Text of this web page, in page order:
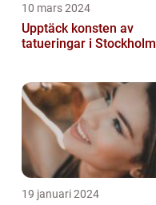
10 mars 2024
Upptäck konsten av
tatueringar i Stockholm
19 januari 2024